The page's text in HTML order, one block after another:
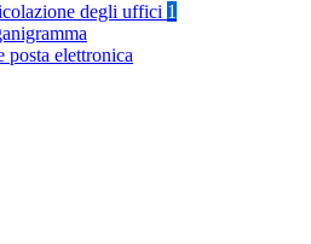
degli uffici 1
posta elettronica